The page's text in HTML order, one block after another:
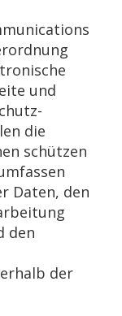
und
die
schützen
Daten, den
den
der